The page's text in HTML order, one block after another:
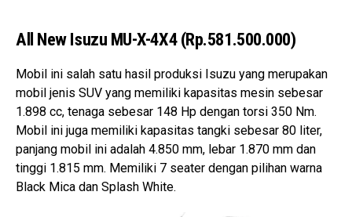
All New Isuzu MU-X-4X4 (Rp.581.500.000)
Mobil ini salah satu hasil produksi Isuzu yang merupakan
mobil jenis SUV yang memiliki kapasitas mesin sebesar
1.898 cc, tenaga sebesar 148 Hp dengan torsi 350 Nm.
Mobil ini juga memiliki kapasitas tangki sebesar 80 liter,
panjang mobil ini adalah 4.850 mm, lebar 1.870 mm dan
tinggi 1.815 mm. Memiliki 7 seater dengan pilihan warna
Black Mica dan Splash White.